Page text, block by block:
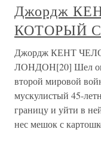
Джордж
КОТОРЫЙ
Джордж КЕНТ
ЛОНДОН[20] Шел
второй мировой
мускулистый 45-
границу и уйти в
нес мешок с